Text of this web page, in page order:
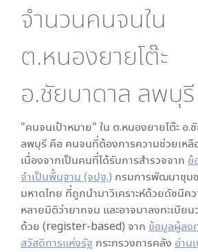
จำนวนคนจนใน
ต.หนองยายโต๊ะ
อ.ชัยบาดาล ลพบุรี
"คนจนเป้าหมาย" ใน ต.หนองยายโต๊ะ อ.
ลพบุรี คือ คนจนที่ต้องการความช่วยเหลื
เนื่องจากเป็นคนที่ได้รับการสำรวจจาก ข้
จำเป็นพื้นฐาน (จปฐ.) กรมการพัฒนาชุม
มหาดไทย ที่ถูกนำมาวิเคราะห์ด้วยดัชนีค
หลายมิติว่ายากจน และอาจมาลงทะเบีย
ด้วย (register-based) จาก ข้อมูลผู้ลง
สวัสดิการแห่งรัฐ กระทรวงการคลัง อ่าน